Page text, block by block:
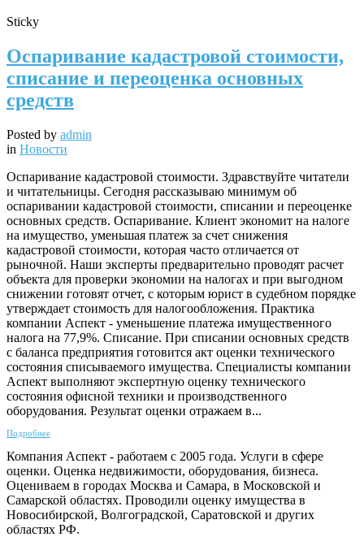
Sticky
Оспаривание кадастровой стоимости,
списание и переоценка основных
средств
Posted by admin
in Новости
Оспаривание кадастровой стоимости. Здравствуйте читатели
и читательницы. Сегодня рассказываю минимум об
оспаривании кадастровой стоимости, списании и переоценке
основных средств. Оспаривание. Клиент экономит на налоге
на имущество, уменьшая платеж за счет снижения
кадастровой стоимости, которая часто отличается от
рыночной. Наши эксперты предварительно проводят расчет
объекта для проверки экономии на налогах и при выгодном
снижении готовят отчет, с которым юрист в судебном порядке
утверждает стоимость для налогообложения. Практика
компании Аспект - уменьшение платежа имущественного
налога на 77,9%. Списание. При списании основных средств
с баланса предприятия готовится акт оценки технического
состояния списываемого имущества. Специалисты компании
Аспект выполняют экспертную оценку технического
состояния офисной техники и производственного
оборудования. Результат оценки отражаем в...
Подробнее
Компания Аспект - работаем с 2005 года. Услуги в сфере
оценки. Оценка недвижимости, оборудования, бизнеса.
Оцениваем в городах Москва и Самара, в Московской и
Самарской областях. Проводили оценку имущества в
Новосибирской, Волгоградской, Саратовской и других
областях РФ.